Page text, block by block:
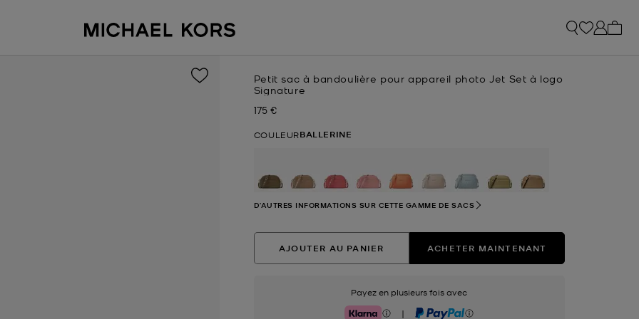
Petit sac à bandoulière pour appareil photo Jet Set à logo
Signature
Prix actuel
175 €
COULEURBALLERINE
sélectionné(s)
D'AUTRES INFORMATIONS SUR CETTE GAMME DE SACS
AJOUTER AU PANIER ACHETER MAINTENANT
Payez en plusieurs fois avec
|